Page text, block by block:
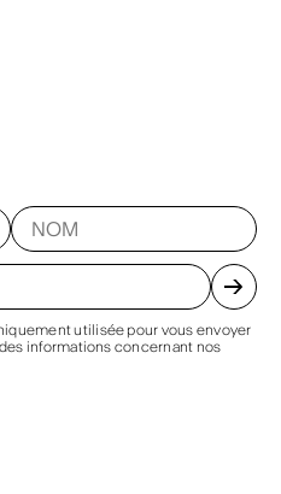
utilisée pour vous envoyer
informations concernant nos